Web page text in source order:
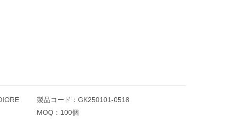
製品コード： GK250101-0518
MOQ： 100個